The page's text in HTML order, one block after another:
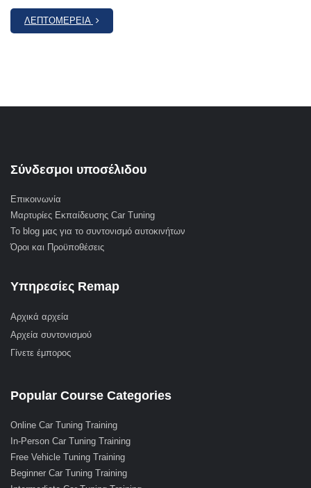
ΛΕΠΤΟΜΈΡΕΙΑ
Σύνδεσμοι υποσέλιδου
Επικοινωνία
Μαρτυρίες Εκπαίδευσης Car Tuning
Το blog μας για το συντονισμό αυτοκινήτων
Όροι και Προϋποθέσεις
Υπηρεσίες Remap
Αρχικά αρχεία
Αρχεία συντονισμού
Γίνετε έμπορος
Popular Course Categories
Online Car Tuning Training
In-Person Car Tuning Training
Free Vehicle Tuning Training
Beginner Car Tuning Training